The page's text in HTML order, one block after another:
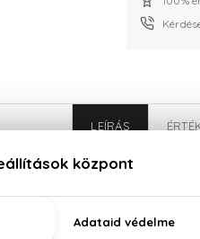
LEÍRÁS
Konopka's MEN